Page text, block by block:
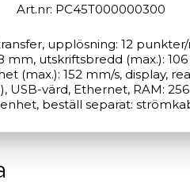
Art.nr: PC45T000000300
upplösning: 12
mm, utskriftsbredd (max.):
(max.): 152 mm/s, display,
USB-värd, Ethernet, RAM:
beställ separat: